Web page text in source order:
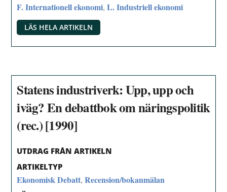
F. Internationell ekonomi,L. Industriell ekonomi
LÄS HELA ARTIKELN
Statens industriverk: Upp, upp och
iväg? En debattbok om näringspolitik
(rec.) [1990]
UTDRAG FRÅN ARTIKELN
ARTIKELTYP
Ekonomisk Debatt,Recension/bokanmälan